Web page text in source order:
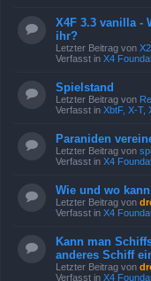
X4F 3.3 vanilla -
ihr?
Letzter Beitrag von
Verfasst in X4
Spielstand
Letzter Beitrag von
Verfasst in XbtF, X-T,
Paraniden
Letzter Beitrag von
Verfasst in X4
Wie und wo
Letzter Beitrag von
Verfasst in X4
Kann man
anderes Schiff
Letzter Beitrag von
Verfasst in X4